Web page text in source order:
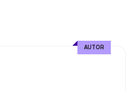
AUTOR